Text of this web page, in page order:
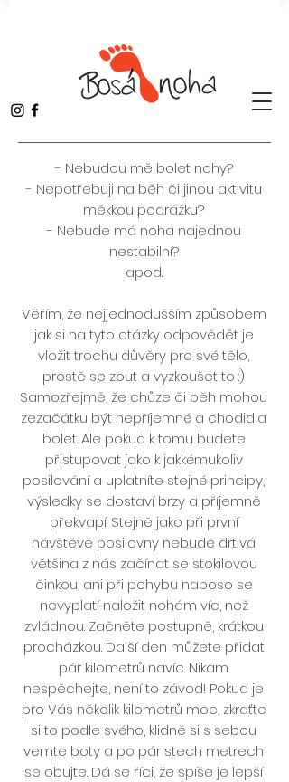
- Nebudou mě bolet nohy?
- Nepotřebuji na běh či jinou aktivitu
měkkou podrážku?
- Nebude má noha najednou
nestabilní?
apod.
Věřím, že nejjednodušším způsobem
jak si na tyto otázky odpovědět je
vložit trochu důvěry pro své tělo,
prostě se zout a vyzkoušet to :)
Samozřejmě, že chůze či běh mohou
zezačátku být nepříjemné a chodidla
bolet. Ale pokud k tomu budete
přistupovat jako k jakkémukoliv
posilování a uplatníte stejné principy,
výsledky se dostaví brzy a příjemně
překvapí. Stejně jako při první
návštěvě posilovny nebude drtivá
většina z nás začínat se stokilovou
činkou, ani při pohybu naboso se
nevyplatí naložit nohám víc, než
zvládnou. Začněte postupně, krátkou
procházkou. Další den můžete přidat
pár kilometrů navíc. Nikam
nespěchejte, není to závod! Pokud je
pro Vás několik kilometrů moc, zkraťte
si to podle svého, klidně si s sebou
vemte boty a po pár stech metrech
se obujte. Dá se říci, že spíše je lepší